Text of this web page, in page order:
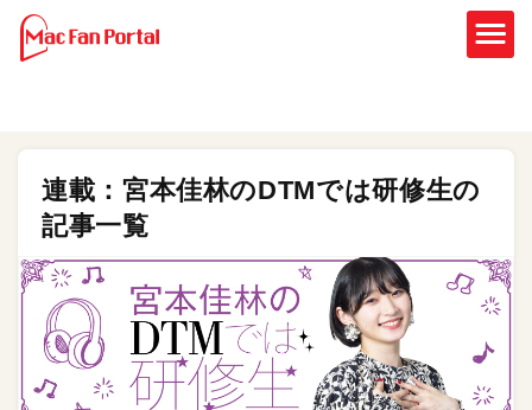
連載：宮本佳林のDTMでは研修生の
記事一覧